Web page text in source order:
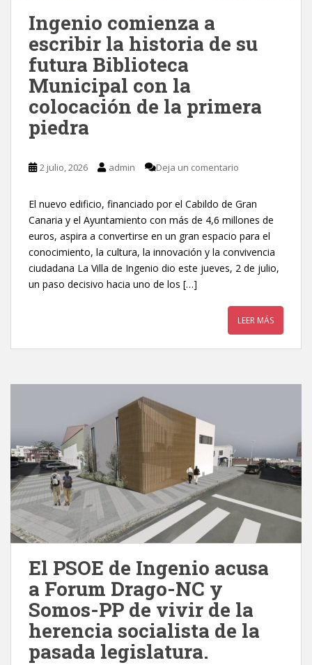
Ingenio comienza a
escribir la historia de su
futura Biblioteca
Municipal con la
colocación de la primera
piedra
2 julio, 2026 admin Deja un comentario
El nuevo edificio, financiado por el Cabildo de Gran
Canaria y el Ayuntamiento con más de 4,6 millones de
euros, aspira a convertirse en un gran espacio para el
conocimiento, la cultura, la innovación y la convivencia
ciudadana La Villa de Ingenio dio este jueves, 2 de julio,
un paso decisivo hacia uno de los […]
LEER MÁS
El PSOE de Ingenio acusa
a Forum Drago-NC y
Somos-PP de vivir de la
herencia socialista de la
pasada legislatura.